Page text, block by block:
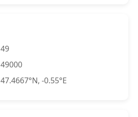
49
49000
47.4667°N, -0.55°E